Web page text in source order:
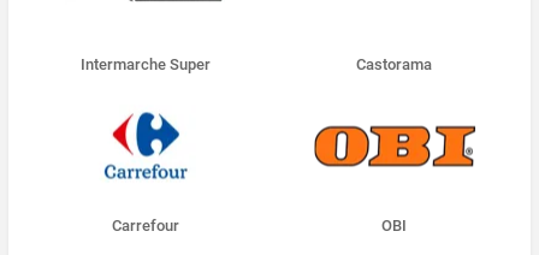
Intermarche Super Castorama
Carrefour OBI